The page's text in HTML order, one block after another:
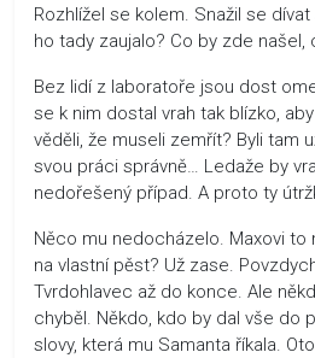
Rozhlížel se kolem. Snažil se
ho tady zaujalo? Co by zde našel,
Bez lidí z laboratoře jsou dost
se k nim dostal vrah tak blízko,
věděli, že museli zemřít? Byli tam
svou práci správně… Ledaže by
nedořešený případ. A proto ty
Něco mu nedocházelo. Maxovi to
na vlastní pěst? Už zase.
Tvrdohlavec až do konce. Ale
chyběl. Někdo, kdo by dal vše do
slovy, která mu Samanta říkala.